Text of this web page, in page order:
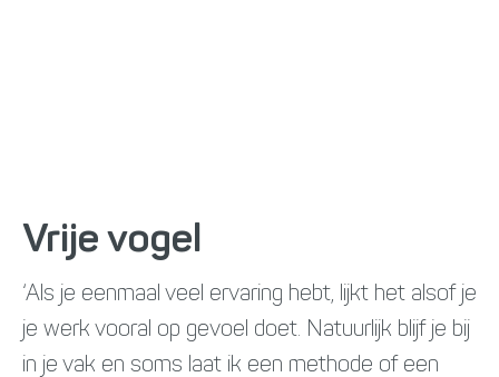
Vrije vogel
‘Als je eenmaal veel ervaring hebt, lijkt het alsof je
je werk vooral op gevoel doet. Natuurlijk blijf je bij
in je vak en soms laat ik een methode of een